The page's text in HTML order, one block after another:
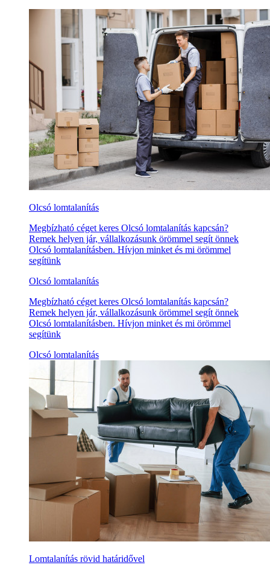
Olcsó lomtalanítás
Megbízható céget keres Olcsó lomtalanítás kapcsán?
Remek helyen jár, vállalkozásunk örömmel segít önnek
Olcsó lomtalanításben. Hívjon minket és mi örömmel
segítünk
Olcsó lomtalanítás
Megbízható céget keres Olcsó lomtalanítás kapcsán?
Remek helyen jár, vállalkozásunk örömmel segít önnek
Olcsó lomtalanításben. Hívjon minket és mi örömmel
segítünk
Olcsó lomtalanítás
Lomtalanítás rövid határidővel